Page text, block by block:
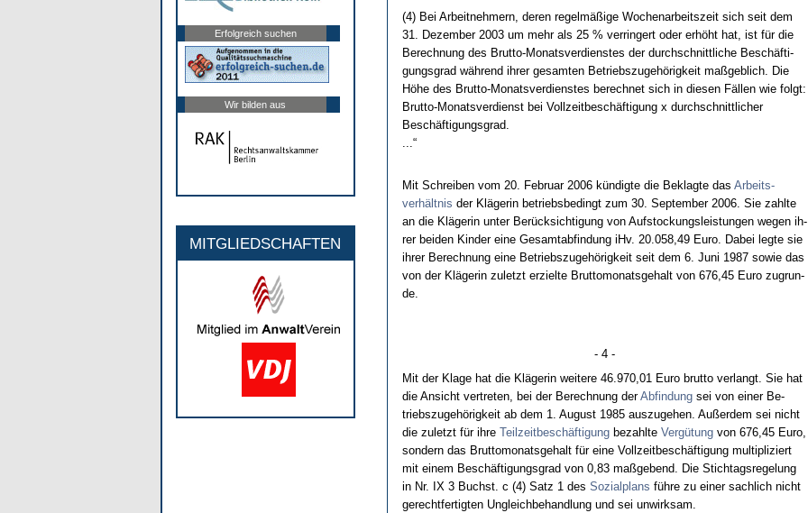
Erfolgreich suchen
Wir bilden aus
MITGLIEDSCHAFTEN
(4) Bei Ar­beit­neh­mern, de­ren re­gelmäßige Wo­chen­ar­beits­zeit sich seit dem
31. De­zem­ber 2003 um mehr als 25 % ver­rin­gert oder erhöht hat, ist für die
Be­rech­nung des Brut­to-Mo­nats­ver­diens­tes der durch­schnitt­li­che Beschäfti­
gungs­grad während ih­rer ge­sam­ten Be­triebs­zu­gehörig­keit maßgeb­lich. Die
Höhe des Brut­to-Mo­nats­ver­diens­tes be­rech­net sich in die­sen Fällen wie folgt:
Brut­to-Mo­nats­ver­dienst bei Voll­zeit­beschäfti­gung x durch­schnitt­li­cher
Beschäfti­gungs­grad.
...“
Mit Schrei­ben vom 20. Fe­bru­ar 2006 kündig­te die Be­klag­te das Ar­beits­
verhält­nis der Kläge­rin be­triebs­be­dingt zum 30. Sep­tem­ber 2006. Sie zahl­te
an die Kläge­rin un­ter Berück­sich­ti­gung von Auf­sto­ckungs­leis­tun­gen we­gen ih­
rer bei­den Kin­der ei­ne Ge­samt­ab­fin­dung iHv. 20.058,49 Eu­ro. Da­bei leg­te sie
ih­rer Be­rech­nung ei­ne Be­triebs­zu­gehörig­keit seit dem 6. Ju­ni 1987 so­wie das
von der Kläge­rin zu­letzt er­ziel­te Brut­to­mo­nats­ge­halt von 676,45 Eu­ro zu­grun­
de.
- 4 -
Mit der Kla­ge hat die Kläge­rin wei­te­re 46.970,01 Eu­ro brut­to ver­langt. Sie hat
die An­sicht ver­tre­ten, bei der Be­rech­nung derAb­fin­dungsei von ei­ner Be­
triebs­zu­gehörig­keit ab dem 1. Au­gust 1985 aus­zu­ge­hen. Außer­dem sei nicht
die zu­letzt für ih­re Teil­zeit­beschäfti­gungbe­zahl­te Vergütungvon 676,45 Eu­ro,
son­dern das Brut­to­mo­nats­ge­halt für ei­ne Voll­zeit­beschäfti­gung mul­ti­pli­ziert
mit ei­nem Beschäfti­gungs­grad von 0,83 maßge­bend. Die Stich­tags­re­ge­lung
in Nr. IX 3 Buchst. c (4) Satz 1 des So­zi­al­plans führe zu ei­ner sach­lich nicht
ge­recht­fer­tig­ten Un­gleich­be­hand­lung und sei un­wirk­sam.